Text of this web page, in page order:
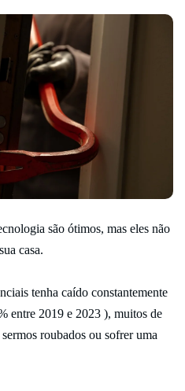
são ótimos, mas eles não
casa.
tenha caído constantemente
entre 2019 e 2023 ), muitos de
roubados ou sofrer uma